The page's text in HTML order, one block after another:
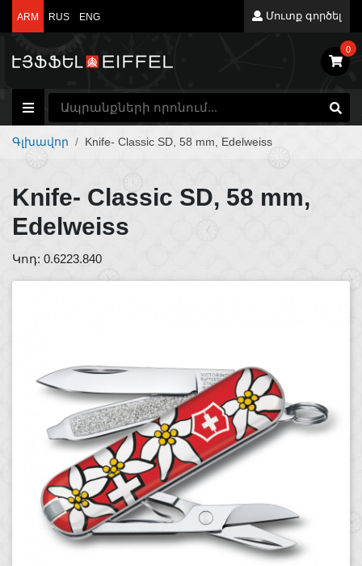
ARM RUS ENG Մուտք գործել
0
Գլխավոր Knife- Classic SD, 58 mm, Edelweiss
Knife- Classic SD, 58 mm,
Edelweiss
Կոդ: 0.6223.840